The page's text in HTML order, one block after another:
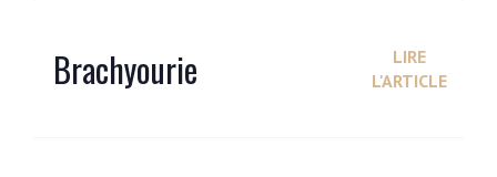
Brachyourie
LIRE
L'ARTICLE